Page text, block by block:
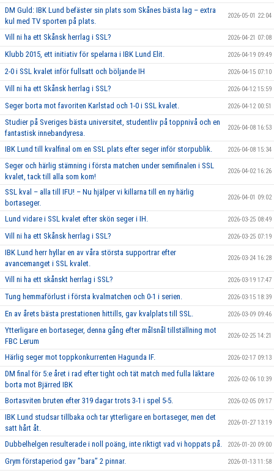
DM Guld: IBK Lund befäster sin plats som Skånes bästa lag – extra
kul med TV sporten på plats.
2026-05-01 22:04
Vill ni ha ett Skånsk herrlag i SSL? 2026-04-21 07:08
Klubb 2015, ett initiativ för spelarna i IBK Lund Elit. 2026-04-19 09:49
2-0 i SSL kvalet inför fullsatt och böljande IH 2026-04-15 07:10
Vill ni ha ett Skånsk herrlag i SSL? 2026-04-12 15:59
Seger borta mot favoriten Karlstad och 1-0 i SSL kvalet. 2026-04-12 00:51
Studier på Sveriges bästa universitet, studentliv på toppnivå och en
fantastisk innebandyresa.
2026-04-08 16:53
IBK Lund till kvalfinal om en SSL plats efter seger inför storpublik. 2026-04-08 15:34
Seger och härlig stämning i första matchen under semifinalen i SSL
kvalet, tack till alla som kom!
2026-04-02 16:26
SSL kval – alla till IFU! – Nu hjälper vi killarna till en ny härlig
bortaseger.
2026-04-01 09:02
Lund vidare i SSL kvalet efter skön seger i IH. 2026-03-25 08:49
Vill ni ha ett Skånsk herrlag i SSL? 2026-03-25 07:19
IBK Lund herr hyllar en av våra största supportrar efter
avancemanget i SSL kvalet.
2026-03-24 16:28
Vill ni ha ett skånskt herrlag i SSL? 2026-03-19 17:47
Tung hemmaförlust i första kvalmatchen och 0-1 i serien. 2026-03-15 18:39
En av årets bästa prestationen hittills, gav kvalplats till SSL. 2026-03-09 09:46
Ytterligare en bortaseger, denna gång efter målsnål tillställning mot
FBC Lerum
2026-02-25 14:21
Härlig seger mot toppkonkurrenten Hagunda IF. 2026-02-17 09:13
DM final för 5:e året i rad efter tight och tät match med fulla läktare
borta mot Bjärred IBK
2026-02-06 10:39
Bortasviten bruten efter 319 dagar trots 3-1 i spel 5-5. 2026-02-05 09:17
IBK Lund studsar tillbaka och tar ytterligare en bortaseger, men det
satt hårt åt.
2026-01-27 13:19
Dubbelhelgen resulterade i noll poäng, inte riktigt vad vi hoppats på. 2026-01-20 09:00
Grym förstaperiod gav ’’bara’’ 2 pinnar. 2026-01-13 11:58